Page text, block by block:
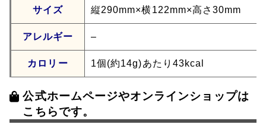
サイズ 縦290mm×横122mm×高さ30mm
アレルギー –
カロリー 1個(約14g)あたり43kcal
公式ホームページやオンラインショップは
こちらです。